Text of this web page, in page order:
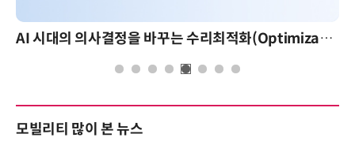
AI 시대의 의사결정을 바꾸는 수리최적화(Optimization): 실제 산업 적용 사례와 활용 전략
모빌리티 많이 본 뉴스